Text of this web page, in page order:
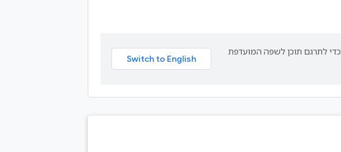
‫Google משתמשת בטכנולוגיית AI כדי לתרגם תוכן לשפה המועדפת